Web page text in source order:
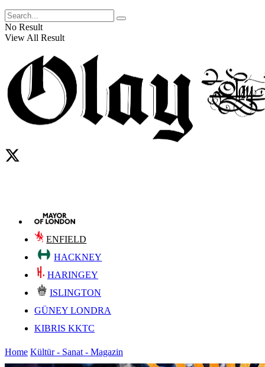
No Result
View All Result
ENFIELD
HACKNEY
HARINGEY
ISLINGTON
GÜNEY LONDRA
KIBRIS KKTC
Home Kültür - Sanat - Magazin